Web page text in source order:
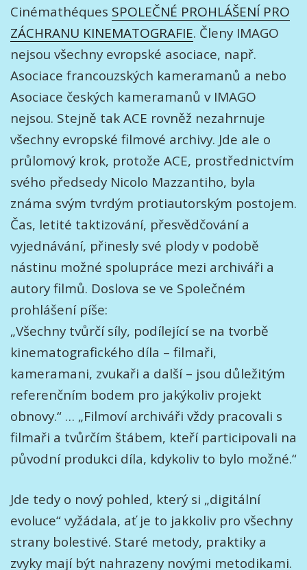
Cinémathéques SPOLEČNÉ PROHLÁŠENÍ PRO
ZÁCHRANU KINEMATOGRAFIE. Členy IMAGO
nejsou všechny evropské asociace, např.
Asociace francouzských kameramanů a nebo
Asociace českých kameramanů v IMAGO
nejsou. Stejně tak ACE rovněž nezahrnuje
všechny evropské filmové archivy. Jde ale o
průlomový krok, protože ACE, prostřednictvím
svého předsedy Nicolo Mazzantiho, byla
známa svým tvrdým protiautorským postojem.
Čas, letité taktizování, přesvědčování a
vyjednávání, přinesly své plody v podobě
nástinu možné spolupráce mezi archiváři a
autory filmů. Doslova se ve Společném
prohlášení píše:
„Všechny tvůrčí síly, podílející se na tvorbě
kinematografického díla – filmaři,
kameramani, zvukaři a další – jsou důležitým
referenčním bodem pro jakýkoliv projekt
obnovy.“ … „Filmoví archiváři vždy pracovali s
filmaři a tvůrčím štábem, kteří participovali na
původní produkci díla, kdykoliv to bylo možné.“
Jde tedy o nový pohled, který si „digitální
evoluce“ vyžádala, ať je to jakkoliv pro všechny
strany bolestivé. Staré metody, praktiky a
zvyky mají být nahrazeny novými metodikami.